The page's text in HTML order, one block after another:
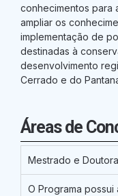
conhecimentos para
ampliar os
implementação de
destinadas à
desenvolvimento
Cerrado e do
Áreas de
Mestrado e
O Programa